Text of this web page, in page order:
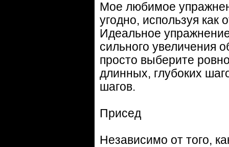
Мое любимое
угодно, используя как
Идеальное
сильного увеличения
просто выберите
длинных, глубоких
шагов.
Присед
Независимо от того,